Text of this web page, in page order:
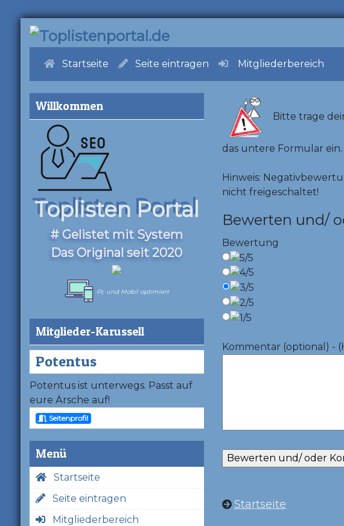
Startseite Seite eintragen Mitgliederbereich
Willkommen
Toplisten Portal
# Gelistet mit System
Das Original seit 2020
Pc und Mobil optimiert
Mitglieder-Karussell
Potentus
Potentus ist unterwegs. Passt auf
eure Ärsche auf!
Seitenprofil
Menü
Startseite
Seite eintragen
Mitgliederbereich
Bitte trage
das untere Formular ein.
Hinweis:
nicht freigeschaltet!
Bewerten und/
Bewertung
Kommentar (optional) -
Startseite